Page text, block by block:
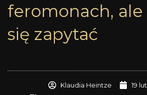
feromonach, ale
się zapytać
Klaudia Heintze
19